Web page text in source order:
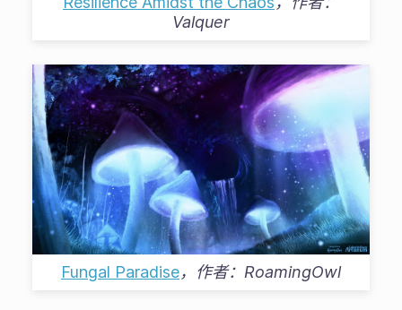
Valquer
Fungal Paradise，作者： RoamingOwl